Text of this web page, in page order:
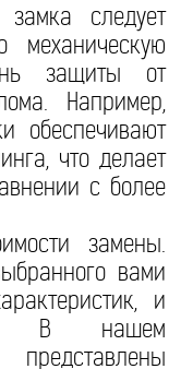
следует
механическую
защиты от
Например,
обеспечивают
что делает
с более
замены.
вами
и
В нашем